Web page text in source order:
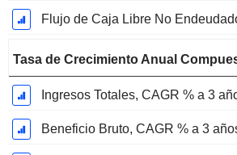
Tasa de Crecimiento Anual
Ingresos Totales, CAGR % a 3
Beneficio Bruto, CAGR % a 3